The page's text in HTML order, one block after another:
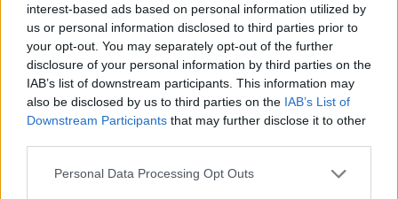
interest-based ads based on personal information utilized by
us or personal information disclosed to third parties prior to
your opt-out. You may separately opt-out of the further
disclosure of your personal information by third parties on the
IAB’s list of downstream participants. This information may
also be disclosed by us to third parties on the IAB’s List of
Downstream Participants that may further disclose it to other
Personal Data Processing Opt Outs
romániainál jobban működő tanügyi
rendszerekből vett át elemeket.